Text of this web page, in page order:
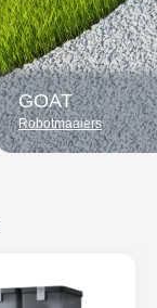
GOAT
Robotmaaiers